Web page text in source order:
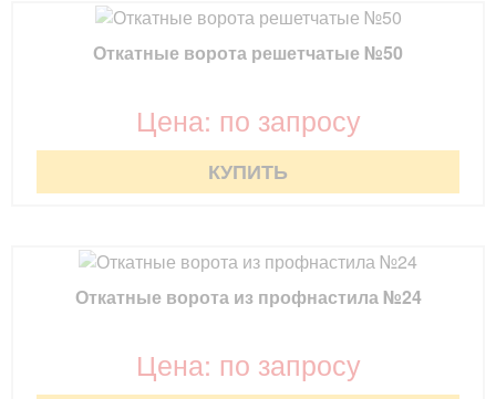
Откатные ворота решетчатые №50
Цена: по запросу
КУПИТЬ
Откатные ворота из профнастила №24
Цена: по запросу